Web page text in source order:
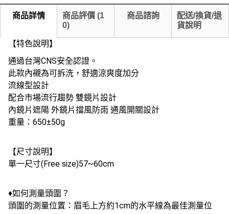
商品詳情 商品評價 (1
0)
商品諮詢
配送/換貨/退
貨說明
【特色說明】
通過台灣CNS安全認證。
此款內襯為可拆洗，舒適涼爽度加分
流線型設計
配合市場流行趨勢 雙鏡片設計
內鏡片遮陽 外鏡片擋風防雨 通風開關設計
重量：650±50g
【尺寸說明】
單一尺寸(Free size)57~60cm
♦如何測量頭圍？
頭圍的測量位置：眉毛上方約1cm的水平線為最佳測量位